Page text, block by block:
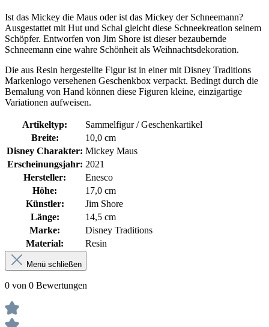
Ist das Mickey die Maus oder ist das Mickey der Schneemann?
Ausgestattet mit Hut und Schal gleicht diese Schneekreation seinem
Schöpfer. Entworfen von Jim Shore ist dieser bezaubernde
Schneemann eine wahre Schönheit als Weihnachtsdekoration.
Die aus Resin hergestellte Figur ist in einer mit Disney Traditions
Markenlogo versehenen Geschenkbox verpackt. Bedingt durch die
Bemalung von Hand können diese Figuren kleine, einzigartige
Variationen aufweisen.
Artikeltyp:
Sammelfigur / Geschenkartikel
Breite:
10,0 cm
Disney Charakter: Mickey Maus
Erscheinungsjahr: 2021
Hersteller:
Enesco
Höhe:
17,0 cm
Künstler:
Jim Shore
Länge:
14,5 cm
Marke:
Disney Traditions
Material:
Resin
Menü schließen
0 von 0 Bewertungen